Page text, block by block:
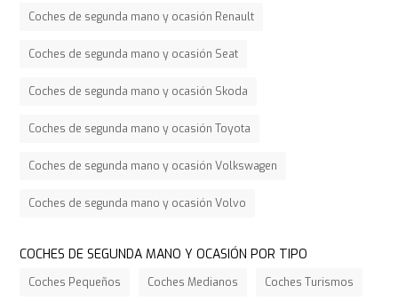
Coches de segunda mano y ocasión Renault
Coches de segunda mano y ocasión Seat
Coches de segunda mano y ocasión Skoda
Coches de segunda mano y ocasión Toyota
Coches de segunda mano y ocasión Volkswagen
Coches de segunda mano y ocasión Volvo
COCHES DE SEGUNDA MANO Y OCASIÓN POR TIPO
Coches Pequeños Coches Medianos Coches Turismos